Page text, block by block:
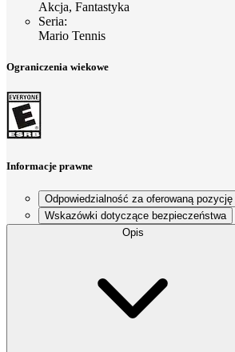
Akcja, Fantastyka
Seria:
Mario Tennis
Ograniczenia wiekowe
Informacje prawne
Odpowiedzialność za oferowaną pozycję
Wskazówki dotyczące bezpieczeństwa
Opis